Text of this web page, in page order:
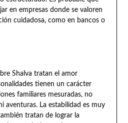
en empresas donde se valoren
cuidadosa, como en bancos o
Shalva tratan el amor
tienen un carácter
familiares mesuradas, no
aventuras. La estabilidad es muy
tratan de lograr la